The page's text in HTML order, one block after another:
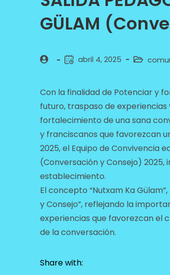
GÜLAM
abril 4, 2025
Con la finalidad de Potenciar y
futuro, traspaso de
fortalecimiento de una sana
y franciscanos que favorezcan
2025, el Equipo de Convivencia
(Conversación y Consejo)
establecimiento.
El concepto “Nutxam Ka
y Consejo”, reflejando la
experiencias que favorezcan el
de la conversación.
Share with: